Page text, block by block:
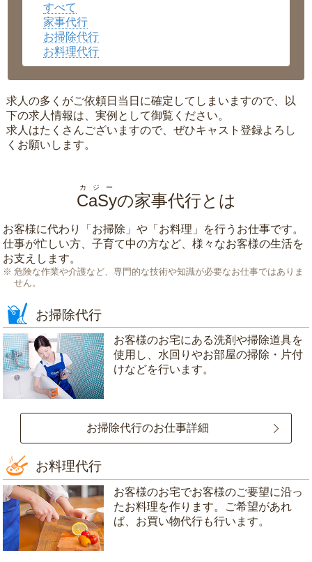
沖縄県
すべて
家事代行
お掃除代行
お料理代行
求人の多くがご依頼日当日に確定してしまいますので、以
下の求人情報は、実例として御覧ください。
求人はたくさんございますので、ぜひキャスト登録よろし
くお願いします。
CaSy
カジー
の家事代行とは
お客様に代わり「 お掃除 」や「 お料理 」を行うお仕事です。
仕事が忙しい方、子育て中の方など、様々なお客様の生活を
お支えします。
危険な作業や介護など、専門的な技術や知識が必要なお仕事ではありま
せん。
お掃除代行
お客様のお宅にある洗剤や掃除道具を
使用し、水回りやお部屋の掃除・片付
けなどを行います。
お掃除代行のお仕事詳細
お料理代行
お客様のお宅でお客様のご要望に沿っ
たお料理を作ります。ご希望があれ
ば、お買い物代行も行います。